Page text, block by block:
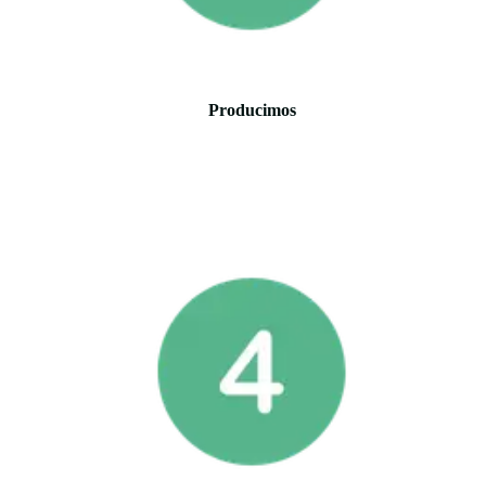
Producimos